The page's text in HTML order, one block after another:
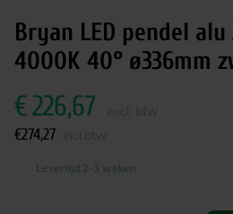
Bryan LED pendel
4000K 40° ø336mm
€226,67
€274,27
Levertijd 2-3 weken